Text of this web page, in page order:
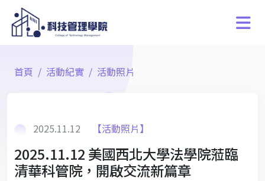
首頁 活動紀實 活動照片
2025.11.12 【活動照片】
2025.11.12 美國西北大學法學院蒞臨
清華科管院，開啟交流新篇章